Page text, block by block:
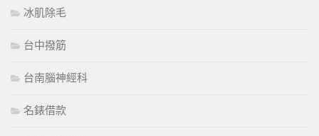
冰肌除毛
台中撥筋
台南腦神經科
名錶借款